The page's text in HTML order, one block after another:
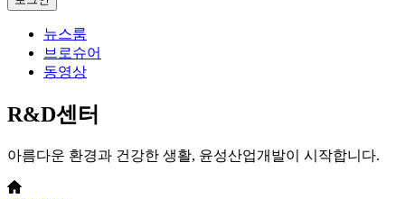
뉴스룸
브로슈어
동영상
R&D센터
아름다운 환경과 건강한 생활, 윤성산업개발이 시작합니다.